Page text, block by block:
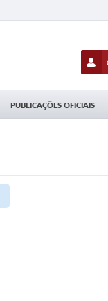
PUBLICAÇÕES OFICIAIS